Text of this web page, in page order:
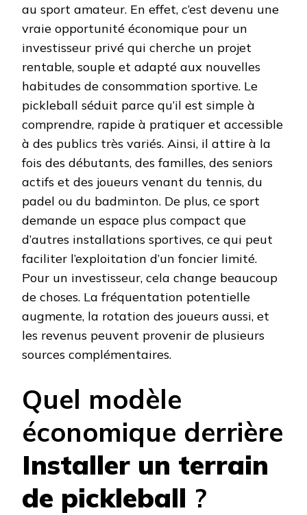
au sport amateur. En effet, c’est devenu une
vraie opportunité économique pour un
investisseur privé qui cherche un projet
rentable, souple et adapté aux nouvelles
habitudes de consommation sportive. Le
pickleball séduit parce qu’il est simple à
comprendre, rapide à pratiquer et accessible
à des publics très variés. Ainsi, il attire à la
fois des débutants, des familles, des seniors
actifs et des joueurs venant du tennis, du
padel ou du badminton. De plus, ce sport
demande un espace plus compact que
d’autres installations sportives, ce qui peut
faciliter l’exploitation d’un foncier limité.
Pour un investisseur, cela change beaucoup
de choses. La fréquentation potentielle
augmente, la rotation des joueurs aussi, et
les revenus peuvent provenir de plusieurs
sources complémentaires.
Quel modèle
économique derrière
Installer un terrain
de pickleball ?